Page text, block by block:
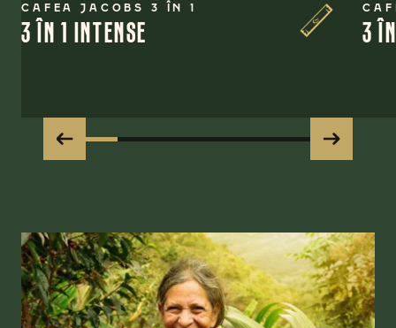
CAFEA JACOBS 3 ÎN 1
3 ÎN 1 INTENSE 3